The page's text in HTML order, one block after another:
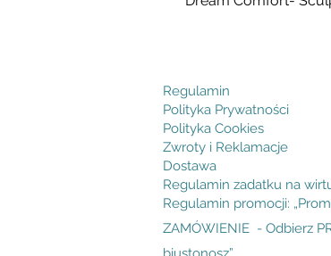
Regulamin
Polityka Prywatności
Polityka Cookies
Zwroty i Reklamacje
Dostawa
Regulamin zadatku na
Regulamin promocji:
ZAMÓWIENIE - Odbierz